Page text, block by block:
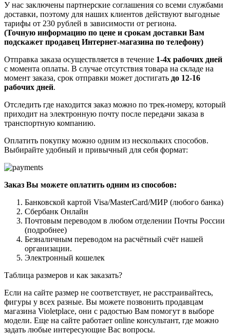
У нас заключены партнерские соглашения со всеми службами
доставки, поэтому для наших клиентов действуют выгодные
тарифы от 230 рублей в зависимости от региона.
(Точную информацию по цене и срокам доставки Вам
подскажет продавец Интернет-магазина по телефону)
Отправка заказа осуществляется в течение 1-4х рабочих дней
с момента оплаты. В случае отсутствия товара на складе на
момент заказа, срок отправки может достигать до 12-16
рабочих дней.
Отследить где находится заказ можно по трек-номеру, который
приходит на электронную почту после передачи заказа в
транспортную компанию.
Оплатить покупку можно одним из нескольких способов.
Выбирайте удобный и привычный для себя формат:
Заказ Вы можете оплатить одним из способов:
Банковской картой Visa/MasterCard/МИР (любого банка)
Сбербанк Онлайн
Почтовым переводом в любом отделении Почты России
(подробнее)
Безналичным переводом на расчётный счёт нашей
организации.
Электронный кошелек
Таблица размеров и как заказать?
Если на сайте размер не соответствует, не расстраивайтесь,
фигуры у всех разные. Вы можете позвонить продавцам
магазина Violetplace, они с радостью Вам помогут в выборе
модели. Еще на сайте работает online консультант, где можно
задать любые интересующие Вас вопросы.